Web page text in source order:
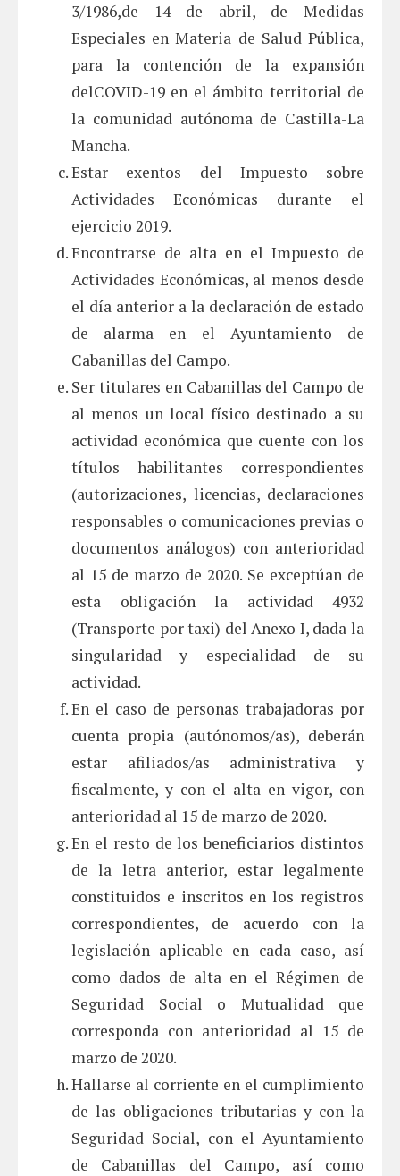
3/1986,de 14 de abril, de Medidas
Especiales en Materia de Salud Pública,
para la contención de la expansión
delCOVID-19 en el ámbito territorial de
la comunidad autónoma de Castilla-La
Mancha.
Estar exentos del Impuesto sobre
Actividades Económicas durante el
ejercicio 2019.
Encontrarse de alta en el Impuesto de
Actividades Económicas, al menos desde
el día anterior a la declaración de estado
de alarma en el Ayuntamiento de
Cabanillas del Campo.
Ser titulares en Cabanillas del Campo de
al menos un local físico destinado a su
actividad económica que cuente con los
títulos habilitantes correspondientes
(autorizaciones, licencias, declaraciones
responsables o comunicaciones previas o
documentos análogos) con anterioridad
al 15 de marzo de 2020. Se exceptúan de
esta obligación la actividad 4932
(Transporte por taxi) del Anexo I, dada la
singularidad y especialidad de su
actividad.
En el caso de personas trabajadoras por
cuenta propia (autónomos/as), deberán
estar afiliados/as administrativa y
fiscalmente, y con el alta en vigor, con
anterioridad al 15 de marzo de 2020.
En el resto de los beneficiarios distintos
de la letra anterior, estar legalmente
constituidos e inscritos en los registros
correspondientes, de acuerdo con la
legislación aplicable en cada caso, así
como dados de alta en el Régimen de
Seguridad Social o Mutualidad que
corresponda con anterioridad al 15 de
marzo de 2020.
Hallarse al corriente en el cumplimiento
de las obligaciones tributarias y con la
Seguridad Social, con el Ayuntamiento
de Cabanillas del Campo, así como